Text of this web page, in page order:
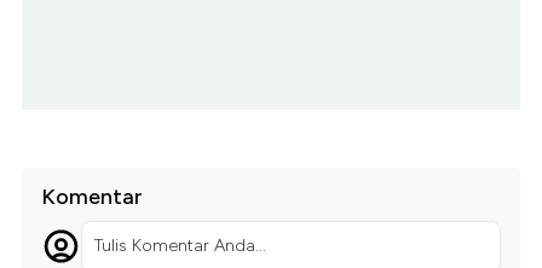
Komentar
Tulis Komentar Anda...